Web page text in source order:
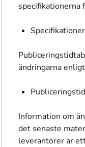
specifikationerna
ändringarna
Information om
det senaste
leverantörer är